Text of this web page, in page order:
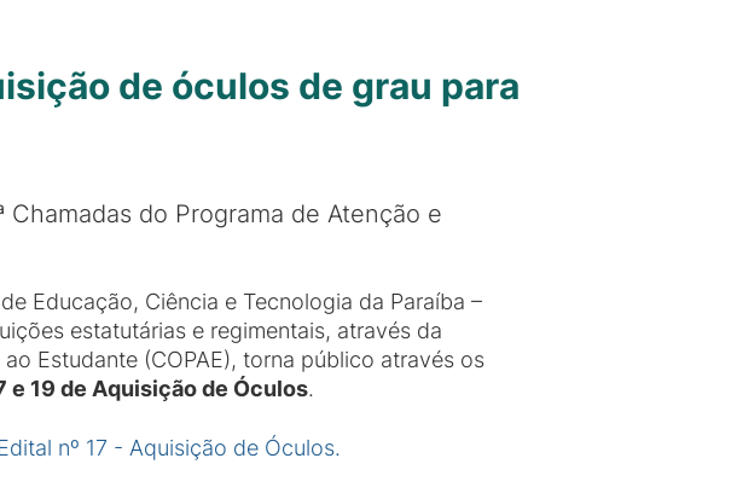
de óculos de grau para
Chamadas do Programa de Atenção e
Educação, Ciência e Tecnologia da Paraíba –
estatutárias e regimentais, através da
Estudante (COPAE), torna público através os
e 19 de Aquisição de Óculos.
nº 17 - Aquisição de Óculos.